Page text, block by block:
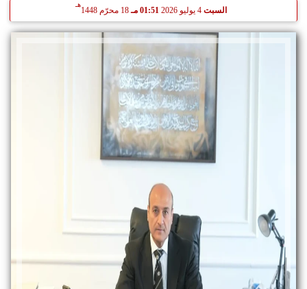
السبت 4 يوليو 2026 01:51 مـ 18 محرّم 1448
هـ